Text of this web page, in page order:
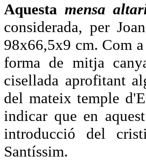
Aquesta mensa
considerada, per
98x66,5x9 cm. Com
forma de mitja
cisellada aprofitant
del mateix temple
indicar que en
introducció del
Santíssim.